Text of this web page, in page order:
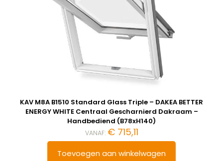
KAV M8A B1510 Standard Glass Triple – DAKEA BETTER
ENERGY WHITE Centraal Gescharnierd Dakraam –
Handbediend (B78xH140)
VANAF: €715,11
Toevoegen aan winkelwagen